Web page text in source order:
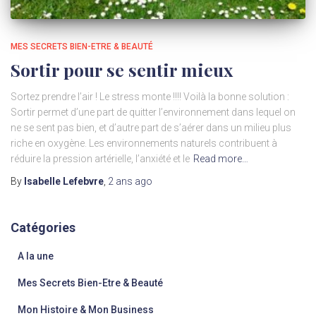
MES SECRETS BIEN-ETRE & BEAUTÉ
Sortir pour se sentir mieux
Sortez prendre l’air ! Le stress monte !!!! Voilà la bonne solution :
Sortir permet d’une part de quitter l’environnement dans lequel on
ne se sent pas bien, et d’autre part de s’aérer dans un milieu plus
riche en oxygène. Les environnements naturels contribuent à
réduire la pression artérielle, l’anxiété et le Read more…
By Isabelle Lefebvre 2 ans ago
Catégories
A la une
Mes Secrets Bien-Etre & Beauté
Mon Histoire & Mon Business